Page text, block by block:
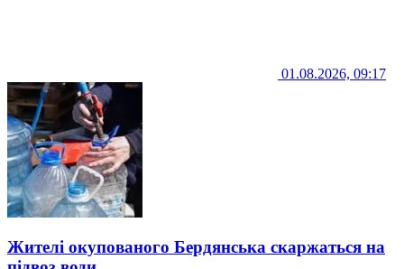
01.08.2026, 09:17
Жителі окупованого Бердянська скаржаться на